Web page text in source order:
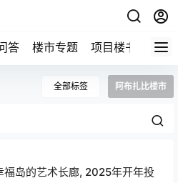
答 楼市专题 项目楼书
全部标签 阿布扎比楼市
福岛的艺术长廊, 2025年开年投